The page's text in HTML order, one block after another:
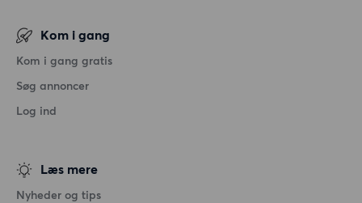
Kom i gang
Kom i gang gratis
Søg annoncer
Log ind
Læs mere
Nyheder og tips